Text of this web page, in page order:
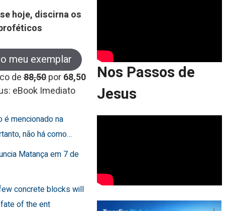
hoje, discirna os
meu exemplar
de88,50 por68,50
eBook Imediato
é mencionado na
não há como…
Matança em 7 de
concrete blocks will
of the ent
Nos Passos de
Jesus